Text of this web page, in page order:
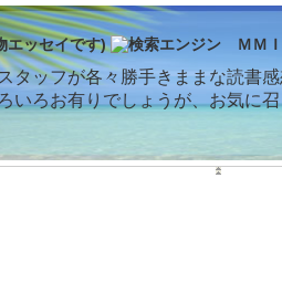
エッセイです)
タッフが各々勝手きままな読書
いろお有りでしょうが、お気に